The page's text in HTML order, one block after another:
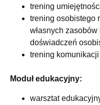
trening
trening osobistego
własnych
doświadczeń
trening
Moduł edukacyjny:
warsztat